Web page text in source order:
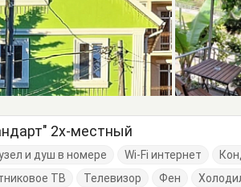
2х-местный
и душ в номере Wi-Fi интернет
ТВ
Телевизор Фен